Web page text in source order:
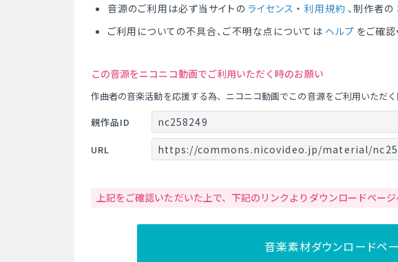
音源のご利用は必ず当サイトの ライセンス ・ 利用規約 、制作者の
ご利用についての不具合、ご不明な点については ヘルプ をご確認
この音源をニコニコ動画でご利用いただく時のお願い
作曲者の音楽活動を応援する為、ニコニコ動画でこの音源をご利用いただ
親作品ID
nc258249
URL https://commons.nicovideo.jp/material/
上記をご確認いただいた上で、下記のリンクよりダウンロードページ
音楽素材ダウンロードペ